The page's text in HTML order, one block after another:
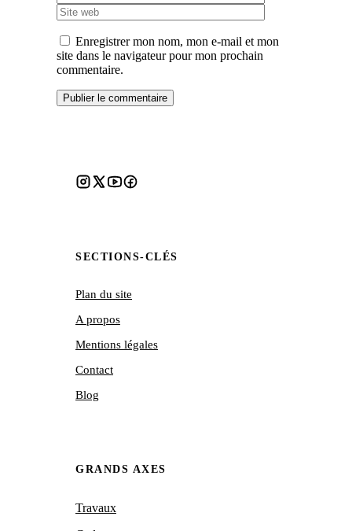
web
Enregistrer mon nom, mon e-mail et mon
site dans le navigateur pour mon prochain
commentaire.
SECTIONS-CLÉS
Plan du site
A propos
Mentions légales
Contact
Blog
GRANDS AXES
Travaux